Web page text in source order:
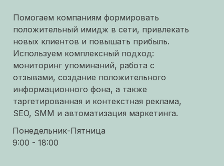
Понедельник-Пятница
9:00 - 18:00
Помогаем компаниям формировать
положительный имидж в сети, привлекать
новых клиентов и повышать прибыль.
Используем комплексный подход:
мониторинг упоминаний, работа с
отзывами, создание положительного
информационного фона, а также
таргетированная и контекстная реклама,
SEO, SMM и автоматизация маркетинга.